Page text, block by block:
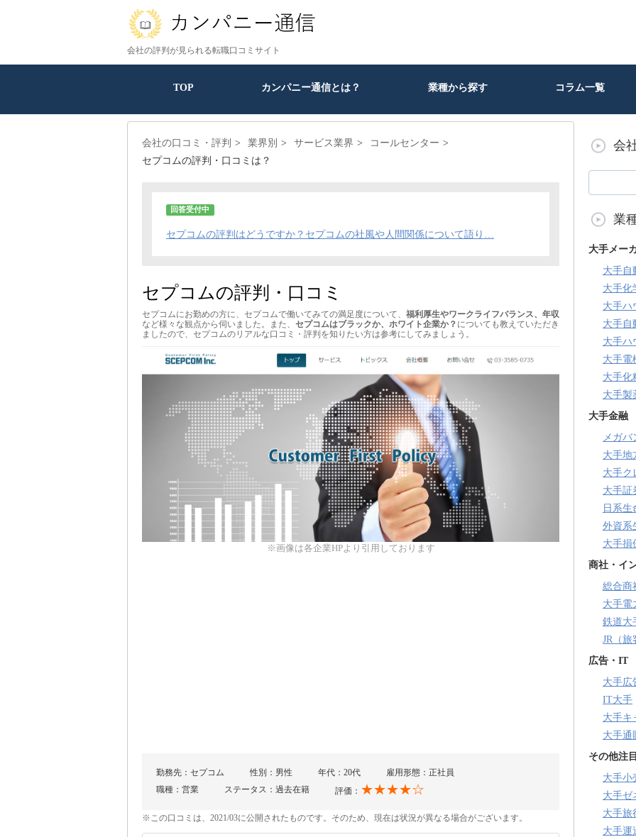
会社の評判が見られる転職口コミサイト
TOP カンパニー通信とは？ 業種から探す コラム一覧
会社の口コミ・評判 業界別 サービス業界
コールセンター
セプコムの評判・口コミは？
回答受付中
セプコムの評判はどうですか？セプコムの社風や人間関係について語り…
セプコムの評判・口コミ
セプコムにお勤めの方に、セプコムで働いてみての満足度について、 福利厚生やワークライフバランス、年収
など様々な観点から伺いました。また、 セプコムはブラックか、ホワイト企業か？ についても教えていただき
ましたので、セプコムのリアルな口コミ・評判を知りたい方は参考にしてみましょう。
※画像は各企業HPより引用しております
勤務先：セプコム 性別：男性 年代：20代
雇用形態：正社員
職種：営業
ステータス：過去在籍 評価： ★★★★☆
※この口コミは、2021/03に公開されたものです。そのため、現在は状況が異なる場合がございます。
会
業
大手メー
大手自
大手化
大手ハ
大手自
大手ハ
大手電
大手化
大手製
大手金融
メガバ
大手地
大手ク
大手証
日系生
外資系
大手損
商社・イ
総合商
大手電
鉄道大
JR（旅
広告・IT
大手広
IT大手
大手キ
大手通
その他注
大手小
大手ゼ
大手旅
大手運